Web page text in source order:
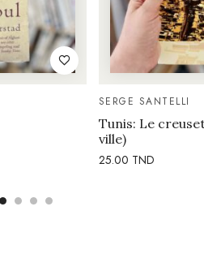
SERGE SANTELLI
Tunis: Le
ville)
25.00 TND